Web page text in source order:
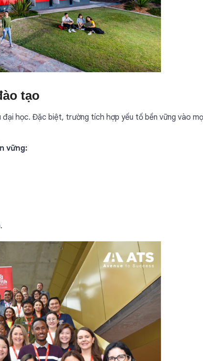
tạo
học. Đặc biệt, trường tích hợp yếu tố bền vững vào
vững: